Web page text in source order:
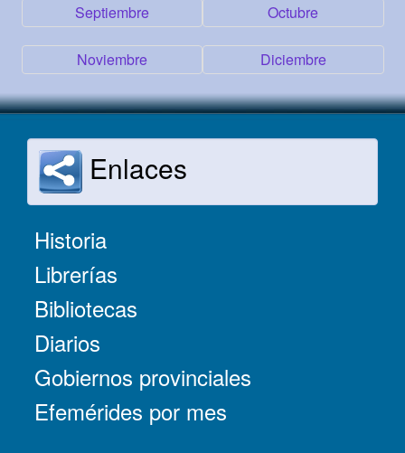
Septiembre Octubre
Noviembre Diciembre
Enlaces
Historia
Librerías
Bibliotecas
Diarios
Gobiernos provinciales
Efemérides por mes